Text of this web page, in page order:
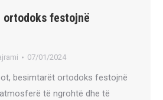
festojnë
07/01/2024
besimtarët ortodoks festojnë
të ngrohtë dhe të